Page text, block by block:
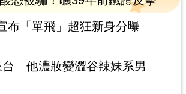
布「單飛」超狂新身分曝
台 他濃妝變澀谷辣妹系男